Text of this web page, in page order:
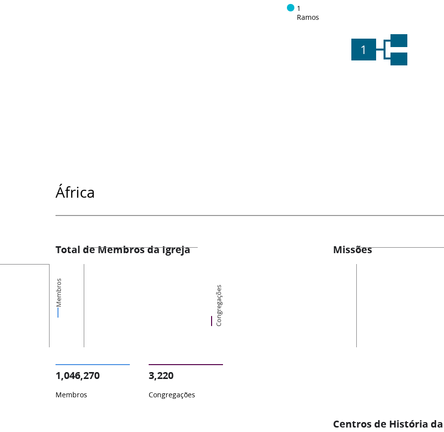
1
Ramos
1
África
Total de Membros da Igreja
Membros Congregações
1,046,270
Membros
3,220
Congregações
Missões
Centros de História